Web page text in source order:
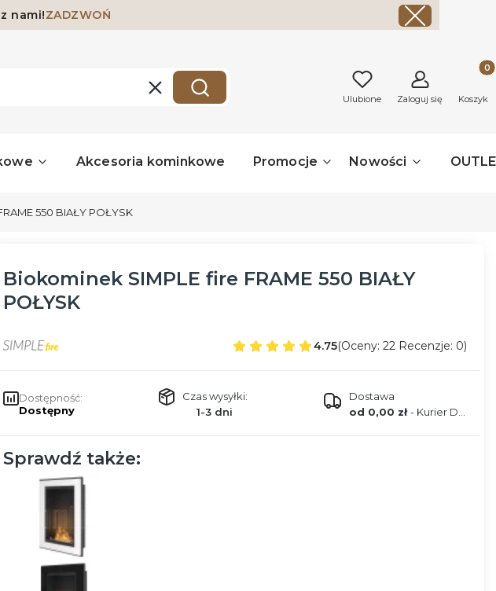
nami!ZADZWOŃ
WyczyśćSzukaj Ulubione Zaloguj się Koszyk
Akcesoria kominkowe Promocje Nowości
550 BIAŁY POŁYSK
Biokominek SIMPLE fire FRAME 550 BIAŁY
POŁYSK
4.75(Oceny: 22 Recenzje: 0)
Dostępność:
Dostępny
Czas wysyłki:
1-3 dni
Dostawa
od 0,00 zł- Kurier DPD
Sprawdź także: